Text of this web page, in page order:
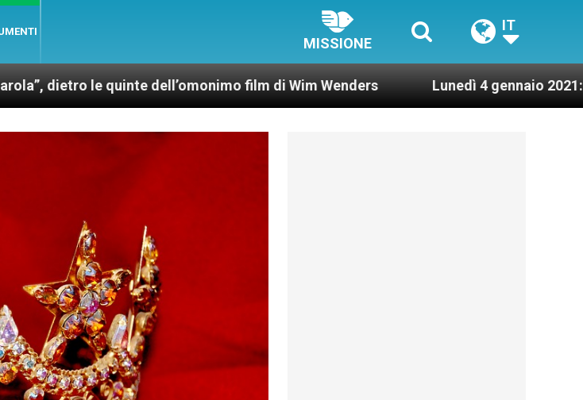
MISSIONE
IT
quinte dell’omonimo film di Wim Wenders Lunedì 4 gennaio 2021: Possesso